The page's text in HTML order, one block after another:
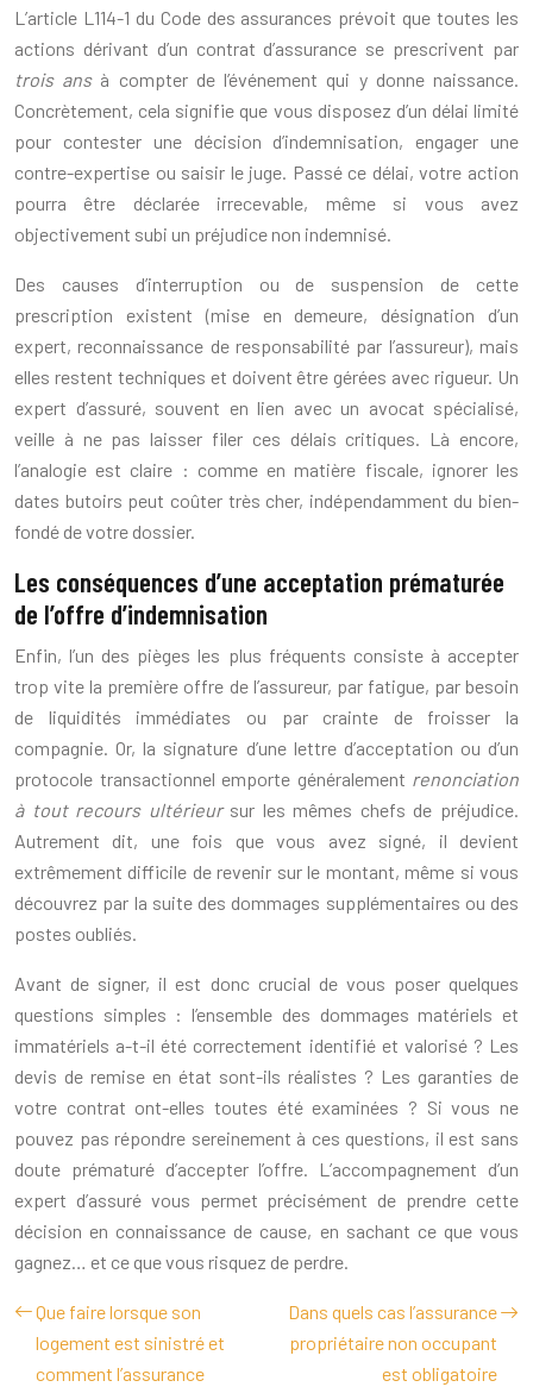
L’article L114-1 du Code des assurances prévoit que toutes les
actions dérivant d’un contrat d’assurance se prescrivent par
trois ansà compter de l’événement qui y donne naissance.
Concrètement, cela signifie que vous disposez d’un délai limité
pour contester une décision d’indemnisation, engager une
contre-expertise ou saisir le juge. Passé ce délai, votre action
pourra être déclarée irrecevable, même si vous avez
objectivement subi un préjudice non indemnisé.
Des causes d’interruption ou de suspension de cette
prescription existent (mise en demeure, désignation d’un
expert, reconnaissance de responsabilité par l’assureur), mais
elles restent techniques et doivent être gérées avec rigueur. Un
expert d’assuré, souvent en lien avec un avocat spécialisé,
veille à ne pas laisser filer ces délais critiques. Là encore,
l’analogie est claire : comme en matière fiscale, ignorer les
dates butoirs peut coûter très cher, indépendamment du bien-
fondé de votre dossier.
Les conséquences d’une acceptation prématurée
de l’offre d’indemnisation
Enfin, l’un des pièges les plus fréquents consiste à accepter
trop vite la première offre de l’assureur, par fatigue, par besoin
de liquidités immédiates ou par crainte de froisser la
compagnie. Or, la signature d’une lettre d’acceptation ou d’un
protocole transactionnel emporte généralement renonciation
à tout recours ultérieursur les mêmes chefs de préjudice.
Autrement dit, une fois que vous avez signé, il devient
extrêmement difficile de revenir sur le montant, même si vous
découvrez par la suite des dommages supplémentaires ou des
postes oubliés.
Avant de signer, il est donc crucial de vous poser quelques
questions simples : l’ensemble des dommages matériels et
immatériels a-t-il été correctement identifié et valorisé ? Les
devis de remise en état sont-ils réalistes ? Les garanties de
votre contrat ont-elles toutes été examinées ? Si vous ne
pouvez pas répondre sereinement à ces questions, il est sans
doute prématuré d’accepter l’offre. L’accompagnement d’un
expert d’assuré vous permet précisément de prendre cette
décision en connaissance de cause, en sachant ce que vous
gagnez… et ce que vous risquez de perdre.
Que faire lorsque son
logement est sinistré et
comment l’assurance
Dans quels cas l’assurance
propriétaire non occupant
est obligatoire